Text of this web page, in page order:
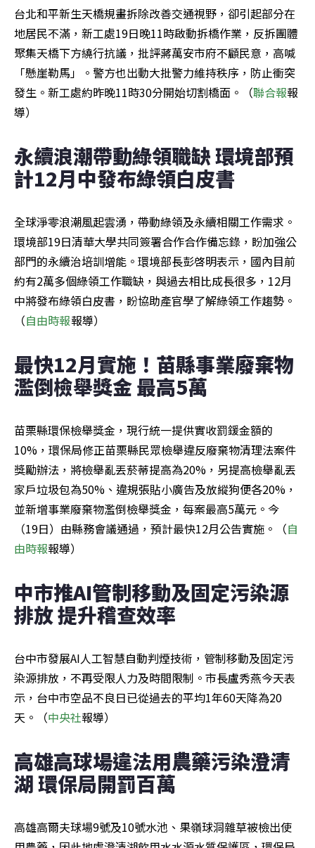
台北和平新生天橋規畫拆除改善交通視野，卻引起部分在
地居民不滿，新工處19日晚11時啟動拆橋作業，反拆團體
聚集天橋下方繞行抗議，批評蔣萬安市府不顧民意，高喊
「懸崖勒馬」。警方也出動大批警力維持秩序，防止衝突
發生。新工處約昨晚11時30分開始切割橋面。（聯合報報
導）
永續浪潮帶動綠領職缺 環境部預
計12月中發布綠領白皮書
全球淨零浪潮風起雲湧，帶動綠領及永續相關工作需求。
環境部19日清華大學共同簽署合作合作備忘錄，盼加強公
部門的永續治培訓增能。環境部長彭啓明表示，國內目前
約有2萬多個綠領工作職缺，與過去相比成長很多，12月
中將發布綠領白皮書，盼協助產官學了解綠領工作趨勢。
（自由時報報導）
最快12月實施！苗縣事業廢棄物
濫倒檢舉獎金 最高5萬
苗栗縣環保檢舉獎金，現行統一提供實收罰鍰金額的
10%，環保局修正苗栗縣民眾檢舉違反廢棄物清理法案件
獎勵辦法，將檢舉亂丟菸蒂提高為20%，另提高檢舉亂丟
家戶垃圾包為50%、違規張貼小廣告及放縱狗便各20%，
並新增事業廢棄物濫倒檢舉獎金，每案最高5萬元。今
（19日）由縣務會議通過，預計最快12月公告實施。（自
由時報報導）
中市推AI管制移動及固定污染源
排放 提升稽查效率
台中市發展AI人工智慧自動判煙技術，管制移動及固定污
染源排放，不再受限人力及時間限制。市長盧秀燕今天表
示，台中市空品不良日已從過去的平均1年60天降為20
天。（中央社報導）
高雄高球場違法用農藥污染澄清
湖 環保局開罰百萬
高雄高爾夫球場9號及10號水池、果嶺球洞雜草被檢出使